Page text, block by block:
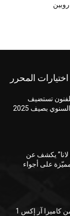
اختيارات المحرر
تستضيف
النسخة الثالثة من معرضها السنوي بصيف 2025
لانا” يكشف عن
على أجواء
سوني تطلق الجيل الثالث من كاميرا آر إكس 1